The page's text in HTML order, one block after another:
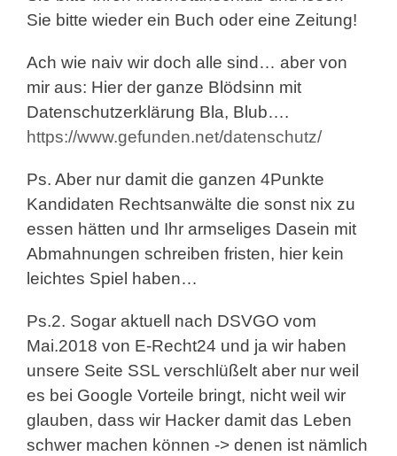
Sie bitte wieder ein Buch oder eine Zeitung!
Ach wie naiv wir doch alle sind… aber von
mir aus: Hier der ganze Blödsinn mit
Datenschutzerklärung Bla, Blub….
https://www.gefunden.net/datenschutz/
Ps. Aber nur damit die ganzen 4Punkte
Kandidaten Rechtsanwälte die sonst nix zu
essen hätten und Ihr armseliges Dasein mit
Abmahnungen schreiben fristen, hier kein
leichtes Spiel haben…
Ps.2. Sogar aktuell nach DSVGO vom
Mai.2018 von E-Recht24 und ja wir haben
unsere Seite SSL verschlüßelt aber nur weil
es bei Google Vorteile bringt, nicht weil wir
glauben, dass wir Hacker damit das Leben
schwer machen können -> denen ist nämlich